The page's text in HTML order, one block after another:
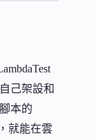
己架設和
本的
就能在雲